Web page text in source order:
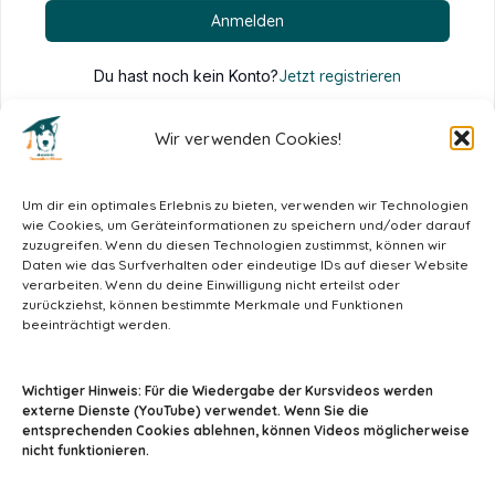
Wir verwenden Cookies!
Um dir ein optimales Erlebnis zu bieten, verwenden wir Technologien
wie Cookies, um Geräteinformationen zu speichern und/oder darauf
zuzugreifen. Wenn du diesen Technologien zustimmst, können wir
Daten wie das Surfverhalten oder eindeutige IDs auf dieser Website
verarbeiten. Wenn du deine Einwilligung nicht erteilst oder
zurückziehst, können bestimmte Merkmale und Funktionen
beeinträchtigt werden.
Wichtiger Hinweis: Für die Wiedergabe der Kursvideos werden
externe Dienste (YouTube) verwendet. Wenn Sie die
entsprechenden Cookies ablehnen, können Videos möglicherweise
nicht funktionieren.
Anmelden
Du hast noch kein Konto?Jetzt registrieren
info@tiermedizin-wissen.de